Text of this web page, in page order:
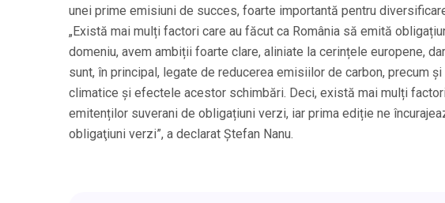
unei prime emisiuni de succes, foarte importantă pentru
„Există mai mulți factori care au făcut ca România să emită
domeniu, avem ambiții foarte clare, aliniate la cerințele europene,
sunt, în principal, legate de reducerea emisiilor de carbon, precum
climatice și efectele acestor schimbări. Deci, există mai mulți
emitenților suverani de obligațiuni verzi, iar prima ediție ne
obligaţiuni verzi”, a declarat Ștefan Nanu.